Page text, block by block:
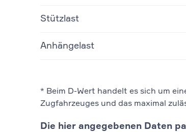
Stützlast
Anhängelast
* Beim D-Wert handelt es sich um
Zugfahrzeuges und das maximal
Die hier angegebenen Daten